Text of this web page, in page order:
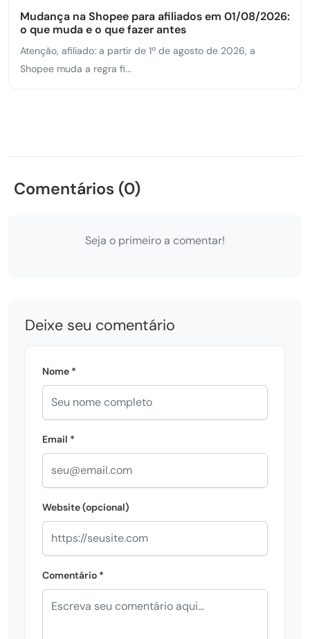
Mudança na Shopee para afiliados em 01/08/2026:
o que muda e o que fazer antes
Atenção, afiliado: a partir de 1º de agosto de 2026, a
Shopee muda a regra fi...
Comentários (0)
Seja o primeiro a comentar!
Deixe seu comentário
Nome *
Email *
Website (opcional)
Comentário *